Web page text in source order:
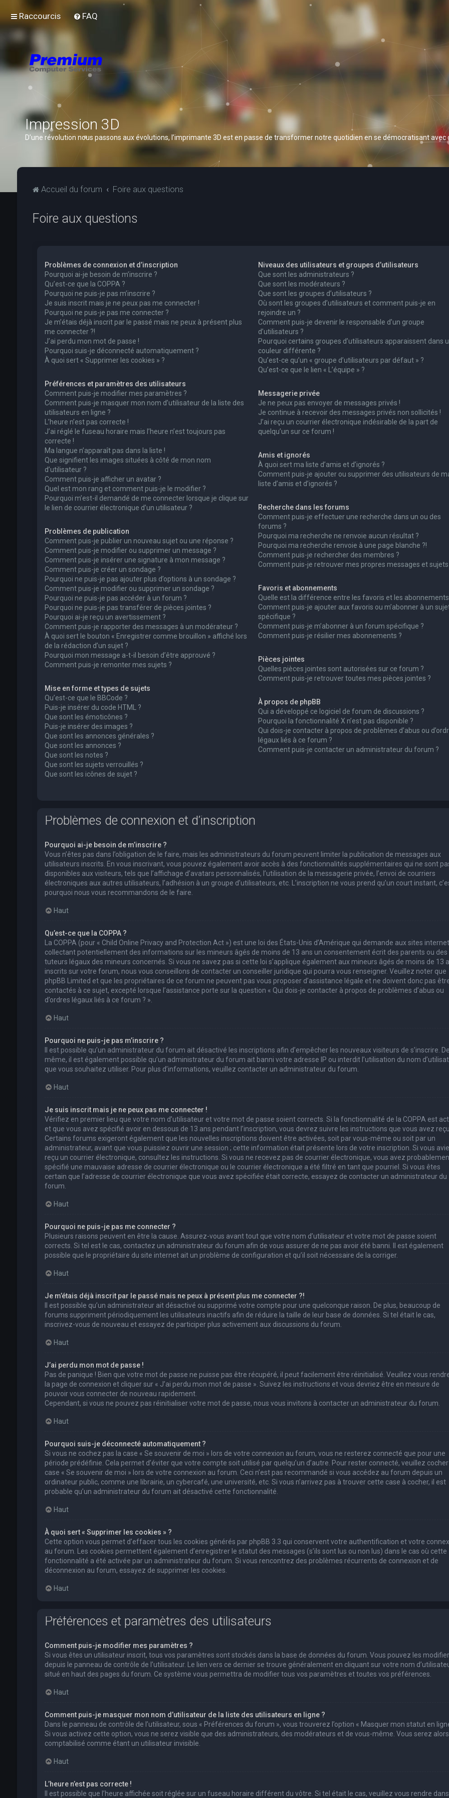
Raccourcis FAQ
Impression 3D
D’une révolution nous passons aux évolutions, l’imprimante 3D est en passe de transformer notre quotidien en se démocratisant
Accueil du forum Foire aux questions
Foire aux questions
Problèmes de connexion et d’inscription
Pourquoi ai-je besoin de m’inscrire ?
Qu’est-ce que la COPPA ?
Pourquoi ne puis-je pas m’inscrire ?
Je suis inscrit mais je ne peux pas me connecter !
Pourquoi ne puis-je pas me connecter ?
Je m’étais déjà inscrit par le passé mais ne peux à présent plus
me connecter ?!
J’ai perdu mon mot de passe !
Pourquoi suis-je déconnecté automatiquement ?
À quoi sert « Supprimer les cookies » ?
Préférences et paramètres des utilisateurs
Comment puis-je modifier mes paramètres ?
Comment puis-je masquer mon nom d’utilisateur de la liste des
utilisateurs en ligne ?
L’heure n’est pas correcte !
J’ai réglé le fuseau horaire mais l’heure n’est toujours pas
correcte !
Ma langue n’apparaît pas dans la liste !
Que signifient les images situées à côté de mon nom
d’utilisateur ?
Comment puis-je afficher un avatar ?
Quel est mon rang et comment puis-je le modifier ?
Pourquoi m’est-il demandé de me connecter lorsque je clique sur
le lien de courrier électronique d’un utilisateur ?
Problèmes de publication
Comment puis-je publier un nouveau sujet ou une réponse ?
Comment puis-je modifier ou supprimer un message ?
Comment puis-je insérer une signature à mon message ?
Comment puis-je créer un sondage ?
Pourquoi ne puis-je pas ajouter plus d’options à un sondage ?
Comment puis-je modifier ou supprimer un sondage ?
Pourquoi ne puis-je pas accéder à un forum ?
Pourquoi ne puis-je pas transférer de pièces jointes ?
Pourquoi ai-je reçu un avertissement ?
Comment puis-je rapporter des messages à un modérateur ?
À quoi sert le bouton « Enregistrer comme brouillon » affiché lors
de la rédaction d’un sujet ?
Pourquoi mon message a-t-il besoin d’être approuvé ?
Comment puis-je remonter mes sujets ?
Mise en forme et types de sujets
Qu’est-ce que le BBCode ?
Puis-je insérer du code HTML ?
Que sont les émoticônes ?
Puis-je insérer des images ?
Que sont les annonces générales ?
Que sont les annonces ?
Que sont les notes ?
Que sont les sujets verrouillés ?
Que sont les icônes de sujet ?
Niveaux des utilisateurs et groupes d’utilisateurs
Que sont les administrateurs ?
Que sont les modérateurs ?
Que sont les groupes d’utilisateurs ?
Où sont les groupes d’utilisateurs et comment puis-je en
rejoindre un ?
Comment puis-je devenir le responsable d’un groupe
d’utilisateurs ?
Pourquoi certains groupes d’utilisateurs apparaissent dans
couleur différente ?
Qu’est-ce qu’un « groupe d’utilisateurs par défaut » ?
Qu’est-ce que le lien « L’équipe » ?
Messagerie privée
Je ne peux pas envoyer de messages privés !
Je continue à recevoir des messages privés non sollicités !
J’ai reçu un courrier électronique indésirable de la part de
quelqu’un sur ce forum !
Amis et ignorés
À quoi sert ma liste d’amis et d’ignorés ?
Comment puis-je ajouter ou supprimer des utilisateurs de
liste d’amis et d’ignorés ?
Recherche dans les forums
Comment puis-je effectuer une recherche dans un ou des
forums ?
Pourquoi ma recherche ne renvoie aucun résultat ?
Pourquoi ma recherche renvoie à une page blanche ?!
Comment puis-je rechercher des membres ?
Comment puis-je retrouver mes propres messages et sujets
Favoris et abonnements
Quelle est la différence entre les favoris et les abonnements
Comment puis-je ajouter aux favoris ou m’abonner à un
spécifique ?
Comment puis-je m’abonner à un forum spécifique ?
Comment puis-je résilier mes abonnements ?
Pièces jointes
Quelles pièces jointes sont autorisées sur ce forum ?
Comment puis-je retrouver toutes mes pièces jointes ?
À propos de phpBB
Qui a développé ce logiciel de forum de discussions ?
Pourquoi la fonctionnalité X n’est pas disponible ?
Qui dois-je contacter à propos de problèmes d’abus ou
légaux liés à ce forum ?
Comment puis-je contacter un administrateur du forum ?
Problèmes de connexion et d’inscription
Pourquoi ai-je besoin de m’inscrire ?
Vous n’êtes pas dans l’obligation de le faire, mais les administrateurs du forum peuvent limiter la publication de messages aux
utilisateurs inscrits. En vous inscrivant, vous pouvez également avoir accès à des fonctionnalités supplémentaires qui ne sont
disponibles aux visiteurs, tels que l’affichage d’avatars personnalisés, l’utilisation de la messagerie privée, l’envoi de courriers
électroniques aux autres utilisateurs, l’adhésion à un groupe d’utilisateurs, etc. L’inscription ne vous prend qu’un court instant,
pourquoi nous vous recommandons de le faire.
Haut
Qu’est-ce que la COPPA ?
La COPPA (pour « Child Online Privacy and Protection Act ») est une loi des États-Unis d’Amérique qui demande aux sites internet
collectant potentiellement des informations sur les mineurs âgés de moins de 13 ans un consentement écrit des parents ou des
tuteurs légaux des mineurs concernés. Si vous ne savez pas si cette loi s’applique également aux mineurs âgés de moins de 13
inscrits sur votre forum, nous vous conseillons de contacter un conseiller juridique qui pourra vous renseigner. Veuillez noter que
phpBB Limited et que les propriétaires de ce forum ne peuvent pas vous proposer d’assistance légale et ne doivent donc pas
contactés à ce sujet, excepté lorsque l’assistance porte sur la question « Qui dois-je contacter à propos de problèmes d’abus ou
d’ordres légaux liés à ce forum ? ».
Haut
Pourquoi ne puis-je pas m’inscrire ?
Il est possible qu’un administrateur du forum ait désactivé les inscriptions afin d’empêcher les nouveaux visiteurs de s’inscrire. De
même, il est également possible qu’un administrateur du forum ait banni votre adresse IP ou interdit l’utilisation du nom
que vous souhaitez utiliser. Pour plus d’informations, veuillez contacter un administrateur du forum.
Haut
Je suis inscrit mais je ne peux pas me connecter !
Vérifiez en premier lieu que votre nom d’utilisateur et votre mot de passe soient corrects. Si la fonctionnalité de la COPPA est
et que vous avez spécifié avoir en dessous de 13 ans pendant l’inscription, vous devrez suivre les instructions que vous avez
Certains forums exigeront également que les nouvelles inscriptions doivent être activées, soit par vous-même ou soit par un
administrateur, avant que vous puissiez ouvrir une session ; cette information était présente lors de votre inscription. Si vous
reçu un courrier électronique, consultez les instructions. Si vous ne recevez pas de courrier électronique, vous avez
spécifié une mauvaise adresse de courrier électronique ou le courrier électronique a été filtré en tant que pourriel. Si vous êtes
certain que l’adresse de courrier électronique que vous avez spécifiée était correcte, essayez de contacter un administrateur du
forum.
Haut
Pourquoi ne puis-je pas me connecter ?
Plusieurs raisons peuvent en être la cause. Assurez-vous avant tout que votre nom d’utilisateur et votre mot de passe soient
corrects. Si tel est le cas, contactez un administrateur du forum afin de vous assurer de ne pas avoir été banni. Il est également
possible que le propriétaire du site internet ait un problème de configuration et qu’il soit nécessaire de la corriger.
Haut
Je m’étais déjà inscrit par le passé mais ne peux à présent plus me connecter ?!
Il est possible qu’un administrateur ait désactivé ou supprimé votre compte pour une quelconque raison. De plus, beaucoup de
forums suppriment périodiquement les utilisateurs inactifs afin de réduire la taille de leur base de données. Si tel était le cas,
inscrivez-vous de nouveau et essayez de participer plus activement aux discussions du forum.
Haut
J’ai perdu mon mot de passe !
Pas de panique ! Bien que votre mot de passe ne puisse pas être récupéré, il peut facilement être réinitialisé. Veuillez vous
la page de connexion et cliquer sur « J’ai perdu mon mot de passe ». Suivez les instructions et vous devriez être en mesure de
pouvoir vous connecter de nouveau rapidement.
Cependant, si vous ne pouvez pas réinitialiser votre mot de passe, nous vous invitons à contacter un administrateur du forum.
Haut
Pourquoi suis-je déconnecté automatiquement ?
Si vous ne cochez pas la case « Se souvenir de moi » lors de votre connexion au forum, vous ne resterez connecté que pour une
période prédéfinie. Cela permet d’éviter que votre compte soit utilisé par quelqu’un d’autre. Pour rester connecté, veuillez cocher
case « Se souvenir de moi » lors de votre connexion au forum. Ceci n’est pas recommandé si vous accédez au forum depuis un
ordinateur public, comme une librairie, un cybercafé, une université, etc. Si vous n’arrivez pas à trouver cette case à cocher, il est
probable qu’un administrateur du forum ait désactivé cette fonctionnalité.
Haut
À quoi sert « Supprimer les cookies » ?
Cette option vous permet d’effacer tous les cookies générés par phpBB 3.3 qui conservent votre authentification et votre
au forum. Les cookies permettent également d’enregistrer le statut des messages (s’ils sont lus ou non lus) dans le cas où cette
fonctionnalité a été activée par un administrateur du forum. Si vous rencontrez des problèmes récurrents de connexion et de
déconnexion au forum, essayez de supprimer les cookies.
Haut
Préférences et paramètres des utilisateurs
Comment puis-je modifier mes paramètres ?
Si vous êtes un utilisateur inscrit, tous vos paramètres sont stockés dans la base de données du forum. Vous pouvez les modifier
depuis le panneau de contrôle de l’utilisateur. Le lien vers ce dernier se trouve généralement en cliquant sur votre nom
situé en haut des pages du forum. Ce système vous permettra de modifier tous vos paramètres et toutes vos préférences.
Haut
Comment puis-je masquer mon nom d’utilisateur de la liste des utilisateurs en ligne ?
Dans le panneau de contrôle de l’utilisateur, sous « Préférences du forum », vous trouverez l’option « Masquer mon statut en
Si vous activez cette option, vous ne serez visible que des administrateurs, des modérateurs et de vous-même. Vous serez alors
comptabilisé comme étant un utilisateur invisible.
Haut
L’heure n’est pas correcte !
Il est possible que l’heure affichée soit réglée sur un fuseau horaire différent du vôtre. Si tel était le cas, veuillez vous rendre